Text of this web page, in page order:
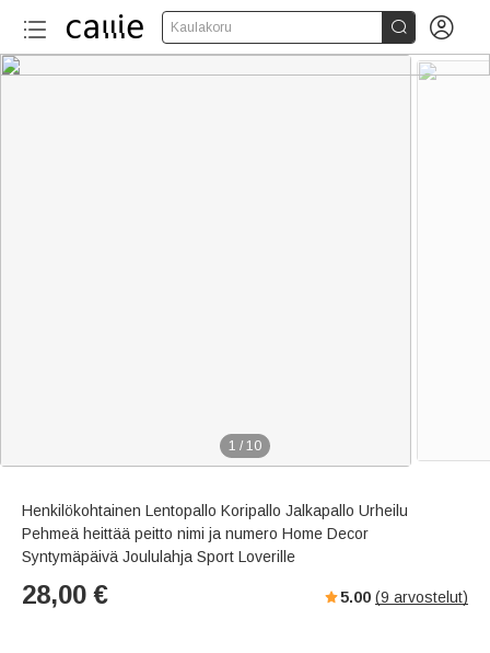
Kaulakoru  
1 / 10
Henkilökohtainen Lentopallo Koripallo Jalkapallo Urheilu
Pehmeä heittää peitto nimi ja numero Home Decor
Syntymäpäivä Joululahja Sport Loverille
28,00 € 5.00 (9 arvostelut)